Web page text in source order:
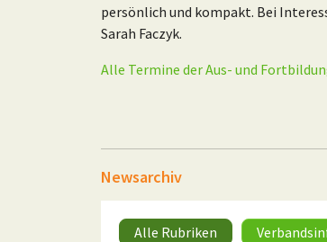
persönlich und kompakt. Bei
Sarah Faczyk.
Alle Termine der Aus- und
Newsarchiv
Alle Rubriken